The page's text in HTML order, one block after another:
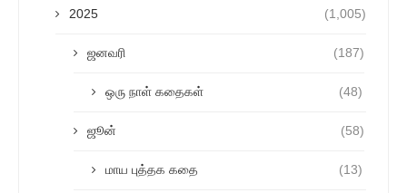
2025 (1,005)
ஜனவரி (187)
ஒரு நாள் கதைகள் (48)
ஜூன் (58)
மாய புத்தக கதை (13)